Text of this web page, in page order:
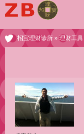
招宝理财诊所 »理财工具